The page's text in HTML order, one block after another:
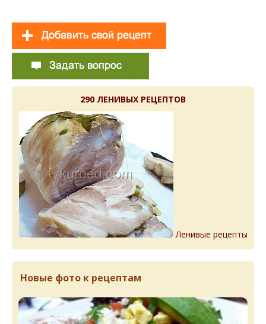
290 ЛЕНИВЫХ РЕЦЕПТОВ
Ленивые рецепты
Новые фото к рецептам